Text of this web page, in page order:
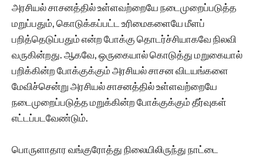
அரசியல் சாசனத்தில் உள்ளவற்றையே நடைமுறைப்படுத்த
மறுப்பதும், கொடுக்கப்பட்ட உரிமைகளையே மீளப்
பறித்தெடுப்பதும் என்ற போக்கு தொடர்ச்சியாகவே நிலவி
வருகின்றது. ஆகவே, ஒருகையால் கொடுத்து மறுகையால்
பறிக்கின்ற போக்குக்கும் அரசியல் சாசன விடயங்களை
மேவிச்சென்று அரசியல் சாசனத்தில் உள்ளவற்றையே
நடைமுறைப்படுத்த மறுக்கின்ற போக்குக்கும் தீர்வுகள்
எட்டப்படவேண்டும்.
பொருளாதார வங்குரோத்து நிலையிலிருந்து நாட்டை